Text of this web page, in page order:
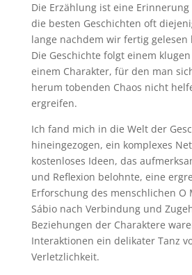
Die Erzählung ist eine
die besten Geschichten oft
lange nachdem wir fertig gelesen
Die Geschichte folgt einem
einem Charakter, für den man
herum tobenden Chaos nicht
ergreifen.
Ich fand mich in die Welt der
hineingezogen, ein komplexes
kostenloses Ideen, das
und Reflexion belohnte, eine
Erforschung des menschlichen O
Sábio nach Verbindung und
Beziehungen der Charaktere
Interaktionen ein delikater Tanz
Verletzlichkeit.